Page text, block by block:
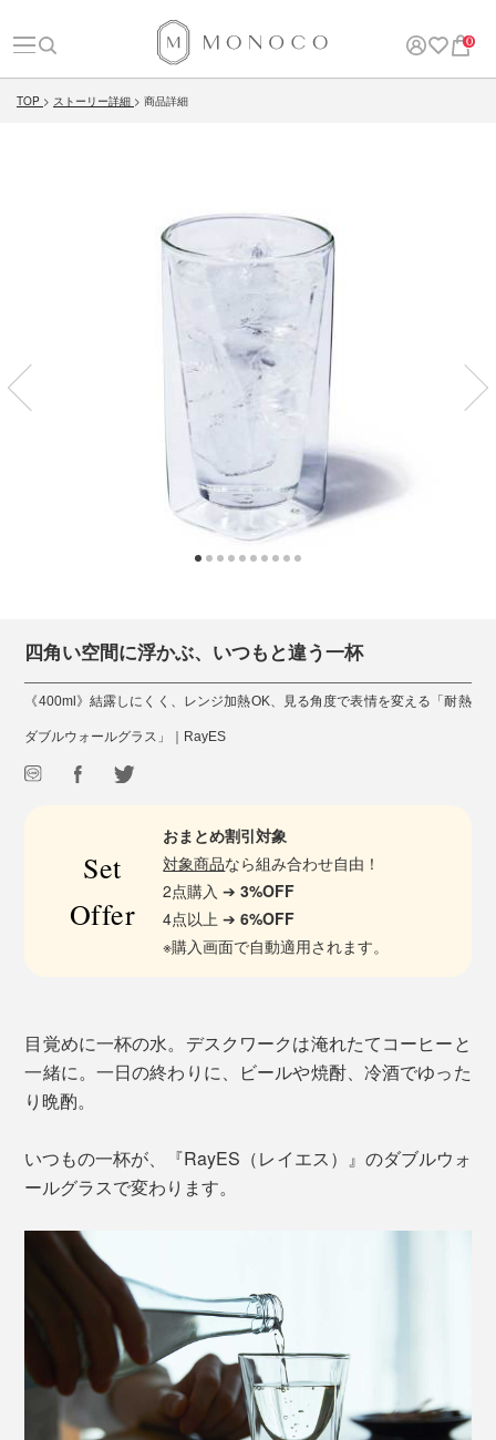
0
TOP ストーリー詳細 商品詳細
四角い空間に浮かぶ、いつもと違う一杯
《400ml》結露しにくく、レンジ加熱OK、見る角度で表情を変える「耐熱
ダブルウォールグラス」｜RayES
Set
Offer
おまとめ割引対象
対象商品なら組み合わせ自由！
2点購入 ➔3%OFF
4点以上 ➔6%OFF
※購入画面で自動適用されます。
目覚めに一杯の水。デスクワークは淹れたてコーヒーと
一緒に。一日の終わりに、ビールや焼酎、冷酒でゆった
り晩酌。
いつもの一杯が、『RayES（レイエス）』のダブルウォ
ールグラスで変わります。